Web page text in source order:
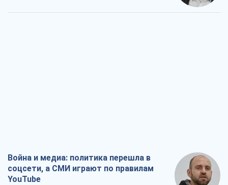
Война и медиа: политика перешла в
соцсети, а СМИ играют по правилам
YouTube